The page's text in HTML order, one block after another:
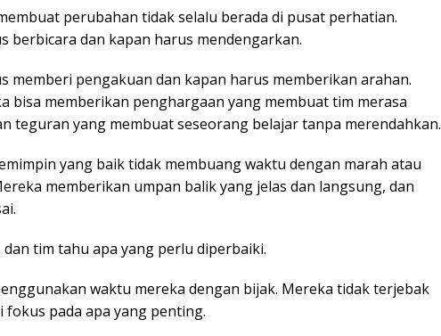
perubahan tidak selalu berada di pusat perhatian.
berbicara dan kapan harus mendengarkan.
memberi pengakuan dan kapan harus memberikan arahan.
bisa memberikan penghargaan yang membuat tim merasa
teguran yang membuat seseorang belajar tanpa merendahkan.
yang baik tidak membuang waktu dengan marah atau
memberikan umpan balik yang jelas dan langsung, dan
tim tahu apa yang perlu diperbaiki.
waktu mereka dengan bijak. Mereka tidak terjebak
fokus pada apa yang penting.